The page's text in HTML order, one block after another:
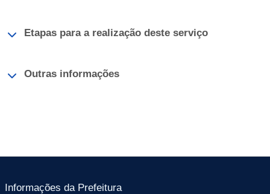
Etapas para a realização deste serviço
Outras informações
Informações da Prefeitura